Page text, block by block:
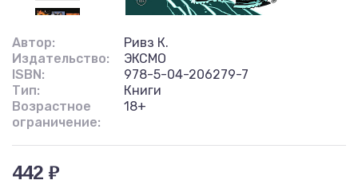
Автор:
Ривз К.
Издательство:
ЭКСМО
ISBN:
978-5-04-206279-7
Тип:
Книги
Возрастное
ограничение:
18+
442 ₽